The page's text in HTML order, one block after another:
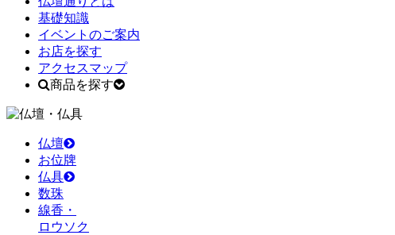
基礎知識
イベントのご案内
お店を探す
アクセスマップ
商品を探す
仏壇
お位牌
仏具
数珠
線香・
ロウソク